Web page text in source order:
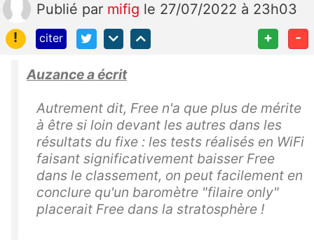
Publié par mifig le 27/07/2022 à 23h03
!
citer + -
Auzance a écrit
Autrement dit, Free n'a que plus de mérite
à être si loin devant les autres dans les
résultats du fixe : les tests réalisés en WiFi
faisant significativement baisser Free
dans le classement, on peut facilement en
conclure qu'un baromètre "filaire only"
placerait Free dans la stratosphère !